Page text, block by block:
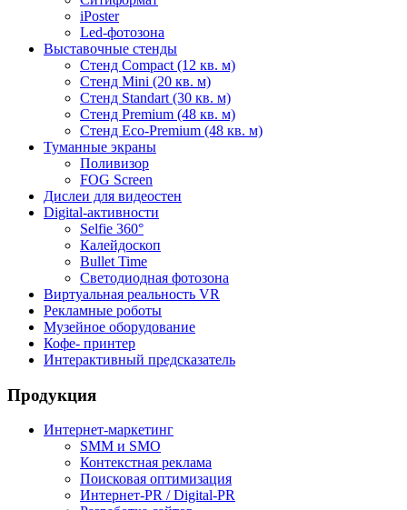
iPoster
Led-фотозона
Выставочные стенды
Стенд Compact (12 кв. м)
Стенд Mini (20 кв. м)
Стенд Standart (30 кв. м)
Стенд Premium (48 кв. м)
Стенд Eco-Premium (48 кв. м)
Туманные экраны
Поливизор
FOG Screen
Дислеи для видеостен
Digital-активности
Selfie 360°
Калейдоскоп
Bullet Time
Светодиодная фотозона
Виртуальная реальность VR
Рекламные роботы
Музейное оборудование
Кофе- принтер
Интерактивный предсказатель
Продукция
Интернет-маркетинг
SMM и SMO
Контекстная реклама
Поисковая оптимизация
Интернет-PR / Digital-PR